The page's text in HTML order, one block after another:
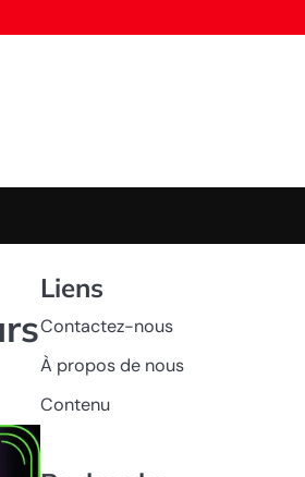
Liens
Contactez-nous
À propos de nous
Contenu